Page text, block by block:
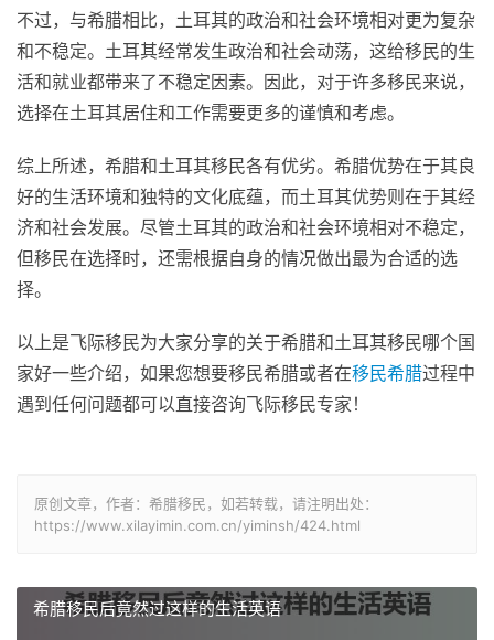
不过，与希腊相比，土耳其的政治和社会环境相对更为复杂
和不稳定。土耳其经常发生政治和社会动荡，这给移民的生
活和就业都带来了不稳定因素。因此，对于许多移民来说，
选择在土耳其居住和工作需要更多的谨慎和考虑。
综上所述，希腊和土耳其移民各有优劣。希腊优势在于其良
好的生活环境和独特的文化底蕴，而土耳其优势则在于其经
济和社会发展。尽管土耳其的政治和社会环境相对不稳定，
但移民在选择时，还需根据自身的情况做出最为合适的选
择。
以上是飞际移民为大家分享的关于希腊和土耳其移民哪个国
家好一些介绍，如果您想要移民希腊或者在移民希腊过程中
遇到任何问题都可以直接咨询飞际移民专家！
原创文章，作者：希腊移民，如若转载，请注明出处：
https://www.xilayimin.com.cn/yiminsh/424.html
希腊移民后竟然过这样的生活英语